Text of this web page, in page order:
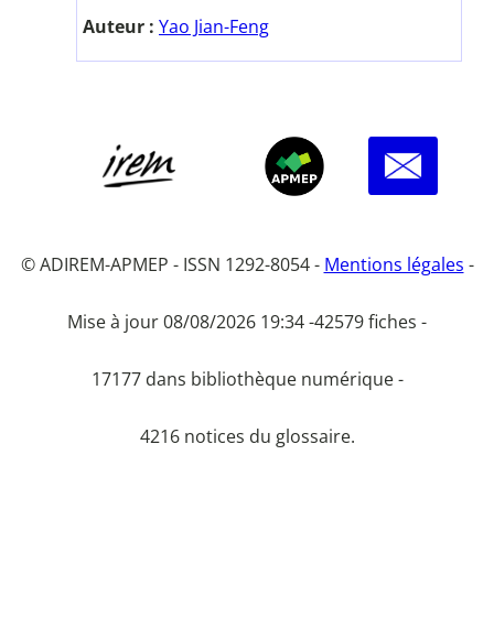
Auteur : Yao Jian-Feng
© ADIREM-APMEP - ISSN 1292-8054 - Mentions légales -
Mise à jour 08/08/2026 19:34 -42579 fiches -
17177 dans bibliothèque numérique -
4216 notices du glossaire.